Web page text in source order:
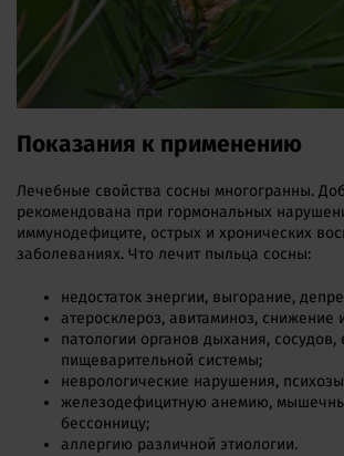
Показания к применению
Лечебные свойства сосны многогранны.
рекомендована при гормональных
иммунодефиците, острых и хронических
заболеваниях. Что лечит пыльца сосны:
недостаток энергии, выгорание,
атеросклероз, авитаминоз, снижение
патологии органов дыхания, сосудов,
пищеварительной системы;
неврологические нарушения,
железодефицитную анемию,
бессонницу;
аллергию различной этиологии.